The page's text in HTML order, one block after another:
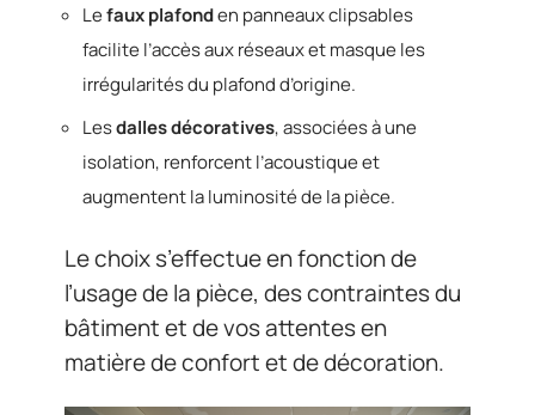
Lefaux plafonden panneaux clipsables
facilite l’accès aux réseaux et masque les
irrégularités du plafond d’origine.
Lesdalles décoratives, associées à une
isolation, renforcent l’acoustique et
augmentent la luminosité de la pièce.
Le choix s’effectue en fonction de
l’usage de la pièce, des contraintes du
bâtiment et de vos attentes en
matière de confort et de décoration.